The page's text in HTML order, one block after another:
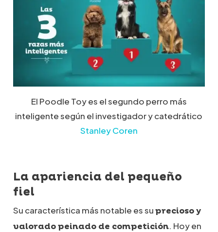
El Poodle Toy es el segundo perro más
inteligente según el investigador y catedrático
Stanley Coren
La apariencia del pequeño
fiel
Su característica más notable es suprecioso y
valorado peinado de competición. Hoy en